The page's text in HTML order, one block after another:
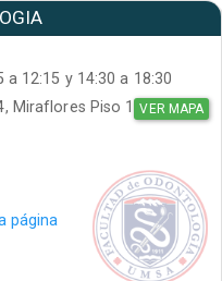
a 12:15 y 14:30 a 18:30
Miraflores Piso 1 VER MAPA
página